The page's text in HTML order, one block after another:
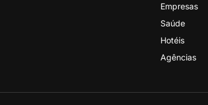
Empresas
Saúde
Hotéis
Agências